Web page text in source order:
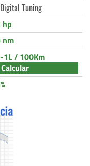
Tuning
hp
nm
1L / 100Km
Calcular